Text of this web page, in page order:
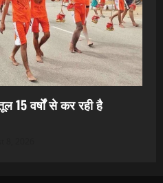
15 वर्षों से कर रही है